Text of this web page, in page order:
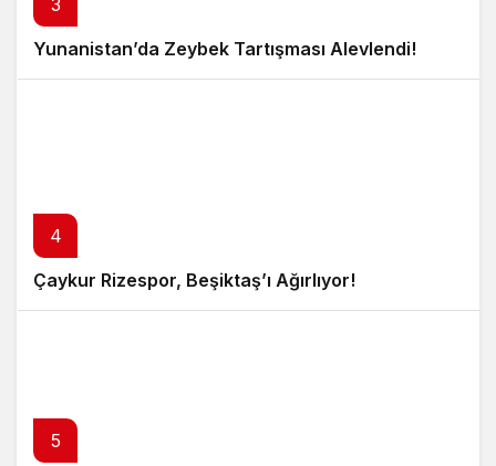
3
Yunanistan’da Zeybek Tartışması Alevlendi!
4
Çaykur Rizespor, Beşiktaş’ı Ağırlıyor!
5